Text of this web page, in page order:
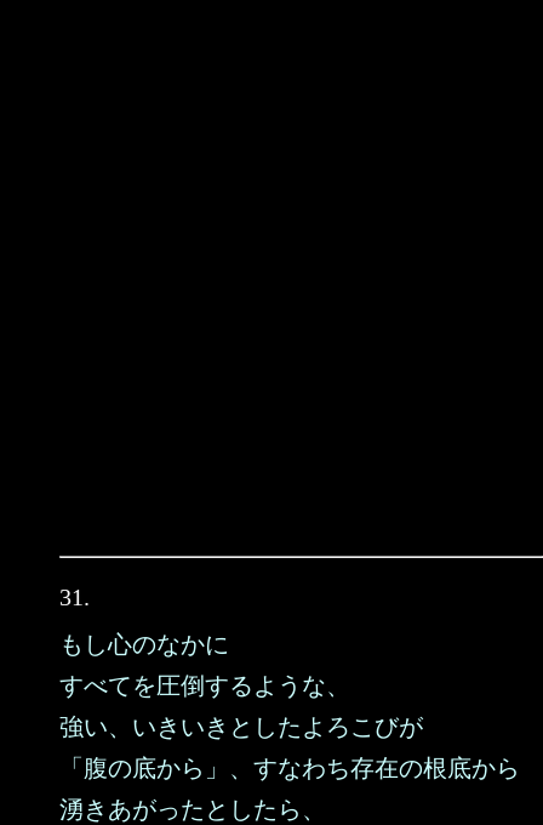
31.
もし心のなかに
すべてを圧倒するような、
強い、いきいきとしたよろこびが
「腹の底から」、すなわち存在の根底から
湧きあがったとしたら、